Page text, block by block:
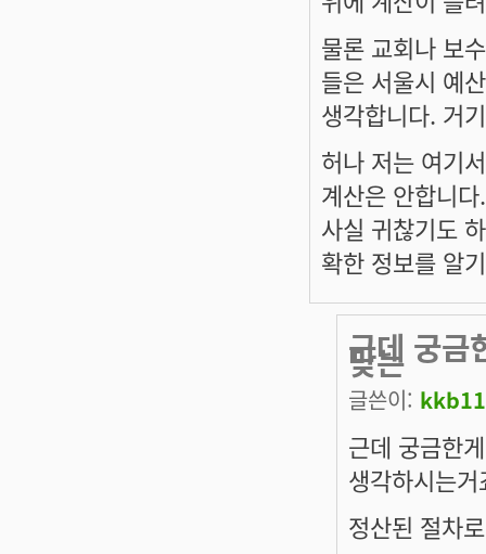
물론 교회나 보
들은 서울시 예
생각합니다. 거
허나 저는 여기
계산은 안합니다.
사실 귀찮기도
확한 정보를 알
근데 궁금
맞는
글쓴이:
근데 궁금한
생각하시는
정산된 절차